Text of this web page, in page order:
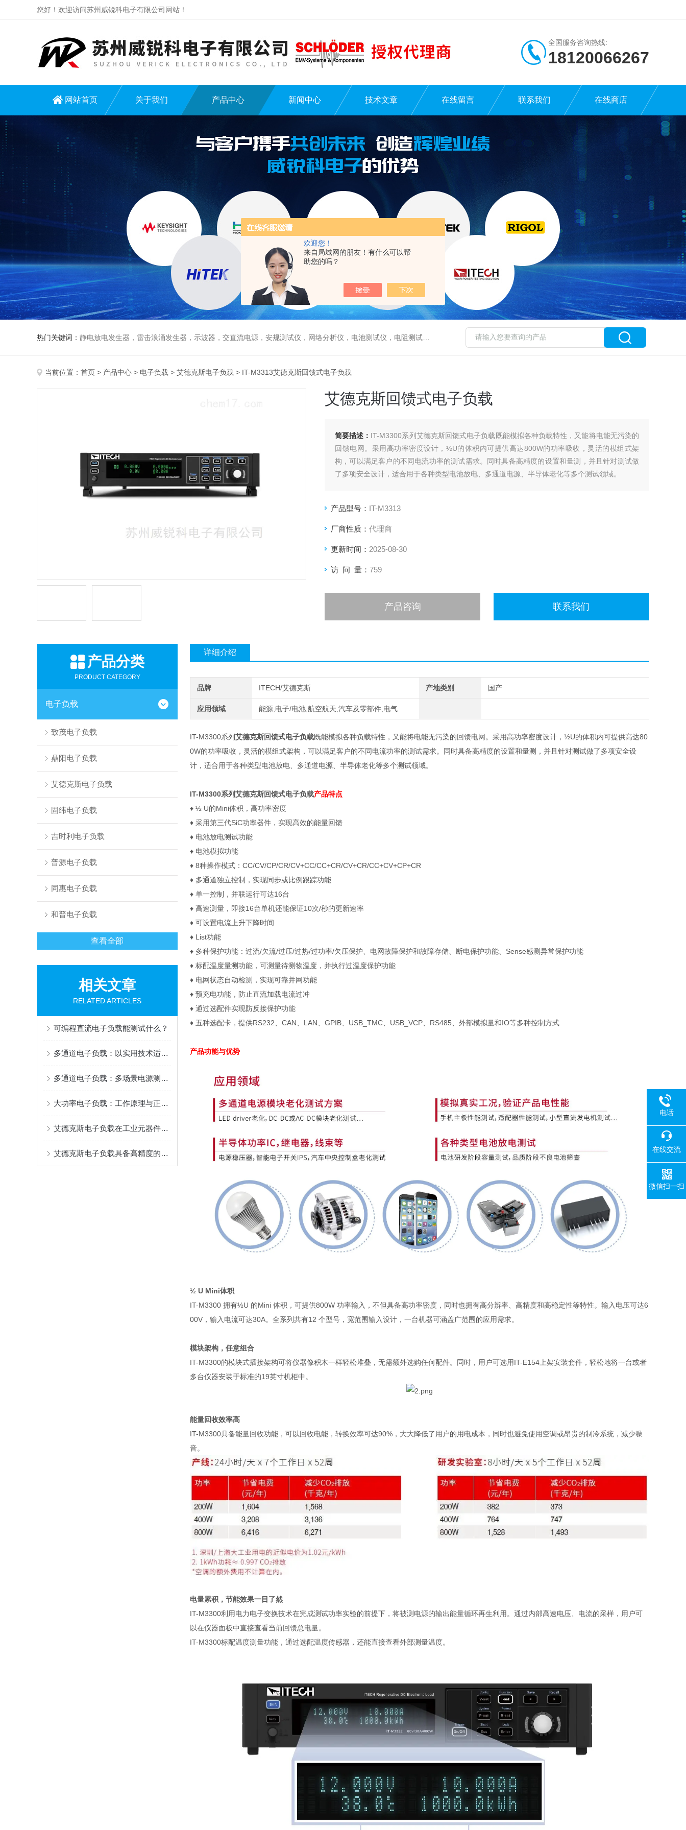
欢迎您！
来自局域网的朋友！有什么可以帮
助您的吗？
您好！欢迎访问苏州威锐科电子有限公司网站！
全国服务咨询热线:
18120066267
网站首页 关于我们 产品中心 新闻中心 技术文章 在线留言 联系我们 在线商店
热门关键词： 静电放电发生器，雷击浪涌发生器，示波器，交直流电源，安规测试仪，网络分析仪，电池测试仪，电阻测试仪，数据采集仪
当前位置： 首页 > 产品中心 > 电子负载 > 艾德克斯电子负载 > IT-M3313艾德克斯回馈式电子负载
艾德克斯回馈式电子负载
简要描述： IT-M3300系列艾德克斯回馈式电子负载既能模拟各种负载特性，又能将电能无污染的
回馈电网。采用高功率密度设计，½U的体积内可提供高达800W的功率吸收，灵活的模组式架
构，可以满足客户的不同电流功率的测试需求。同时具备高精度的设置和量测，并且针对测试做
了多项安全设计，适合用于各种类型电池放电、多通道电源、半导体老化等多个测试领域。
产品型号： IT-M3313
厂商性质： 代理商
更新时间： 2025-08-30
访 问 量： 759
产品咨询 联系我们
产品分类
PRODUCT CATEGORY
电子负载
致茂电子负载
鼎阳电子负载
艾德克斯电子负载
固纬电子负载
吉时利电子负载
普源电子负载
同惠电子负载
和普电子负载
查看全部
相关文章
RELATED ARTICLES
可编程直流电子负载能测试什么？
多通道电子负载：以实用技术适配多元测试需求
多通道电子负载：多场景电源测试的效率“加速器”
大功率电子负载：工作原理与正确使用指南
艾德克斯电子负载在工业元器件、老化测试等领域中的用途
艾德克斯电子负载具备高精度的输出和量测
详细介绍
品牌 ITECH/艾德克斯 产地类别 国产
应用领域 能源,电子/电池,航空航天,汽车及零部件,电气
IT-M3300系列艾德克斯回馈式电子负载既能模拟各种负载特性，又能将电能无污染的回馈电网。采用高功率密度设计，½U的体积内可提供高达80
0W的功率吸收，灵活的模组式架构，可以满足客户的不同电流功率的测试需求。同时具备高精度的设置和量测，并且针对测试做了多项安全设
计，适合用于各种类型电池放电、多通道电源、半导体老化等多个测试领域。
IT-M3300系列艾德克斯回馈式电子负载产品特点
♦ ½ U的Mini体积，高功率密度
♦ 采用第三代SiC功率器件，实现高效的能量回馈
♦ 电池放电测试功能
♦ 电池模拟功能
♦ 8种操作模式： CC/CV/CP/CR/CV+CC/CC+CR/CV+CR/CC+CV+CP+CR
♦ 多通道独立控制，实现同步或比例跟踪功能
♦ 单一控制，并联运行可达16台
♦ 高速测量，即接16台单机还能保证10次/秒的更新速率
♦ 可设置电流上升下降时间
♦ List功能
♦ 多种保护功能：过流/欠流/过压/过热/过功率/欠压保护、电网故障保护和故障存储、断电保护功能、 Sense感测异常保护功能
♦ 标配温度量测功能，可测量待测物温度，并执行过温度保护功能
♦ 电网状态自动检测，实现可靠并网功能
♦ 预充电功能，防止直流加载电流过冲
♦ 通过选配件实现防反接保护功能
♦ 五种选配卡，提供RS232 CAN LAN GPIB USB_TMC USB_VCP RS485 、外部模拟量和IO等多种控制方式
产品功能与优势
½ U Mini体积
IT-M3300 拥有½U 的Mini 体积，可提供800W 功率输入，不但具备高功率密度，同时也拥有高分辨率、高精度和高稳定性等特性。输入电压可达6
00V ，输入电流可达30A。全系列共有12 个型号，宽范围输入设计，一台机器可涵盖广范围的应用需求。
模块架构，任意组合
IT-M3300的模块式插接架构可将仪器像积木一样轻松堆叠，无需额外选购任何配件。同时，用户可选用IT-E154 上架安装套件，轻松地将一台或者
多台仪器安装于标准的19英寸机柜中。
能量回收效率高
IT-M3300具备能量回收功能，可以回收电能，转换效率可达90% ，大大降低了用户的用电成本，同时也避免使用空调或昂贵的制冷系统，减少噪
音。
电量累积，节能效果一目了然
IT-M3300利用电力电子变换技术在完成测试功率实验的前提下，将被测电源的输出能量循环再生利用。通过内部高速电压、电流的采样，用户可
以在仪器面板中直接查看当前回馈总电量。
IT-M3300标配温度测量功能，通过选配温度传感器，还能直接查看外部测量温度。
电话
在线交流
微信扫一扫